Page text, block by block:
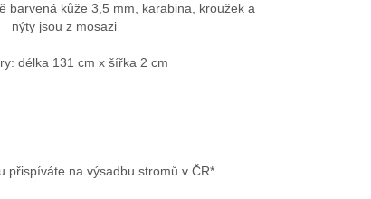
barvená kůže 3,5 mm, karabina, kroužek a
nýty jsou z mosazi
délka 131 cm x šířka 2 cm
přispíváte na výsadbu stromů v ČR*